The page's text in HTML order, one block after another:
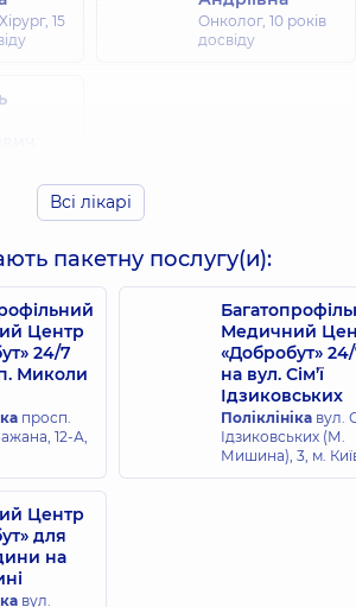
15
Онколог, 10 років
досвіду
35 років
Всі лікарі
пакетну послугу(и):
Центр
24/7
Миколи
просп.
12-А,
Медичний
«Добробут»
на вул. Сім’ї
Ідзиковських
Поліклініка вул.
Ідзиковських (М.
Мишина), 3, м.
Центр
для
на
вул.